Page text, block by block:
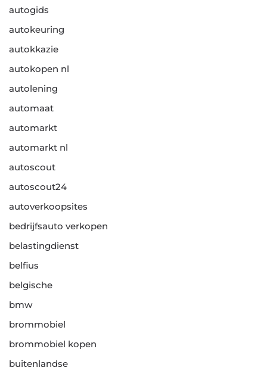
autogids
autokeuring
autokkazie
autokopen nl
autolening
automaat
automarkt
automarkt nl
autoscout
autoscout24
autoverkoopsites
bedrijfsauto verkopen
belastingdienst
belfius
belgische
bmw
brommobiel
brommobiel kopen
buitenlandse